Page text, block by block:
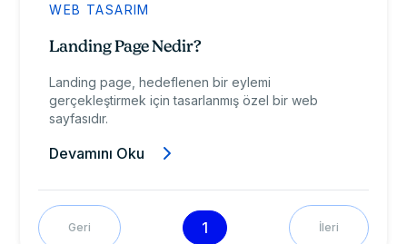
WEB TASARIM
Landing Page Nedir?
Landing page, hedeflenen bir eylemi
gerçekleştirmek için tasarlanmış özel bir web
sayfasıdır.
Devamını Oku
Geri 1 İleri